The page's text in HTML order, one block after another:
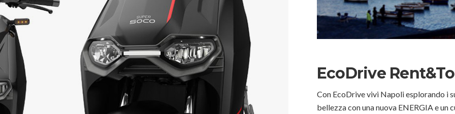
EcoDrive
Con EcoDrive vivi Napoli esplorando i
bellezza con una nuova ENERGIA e un